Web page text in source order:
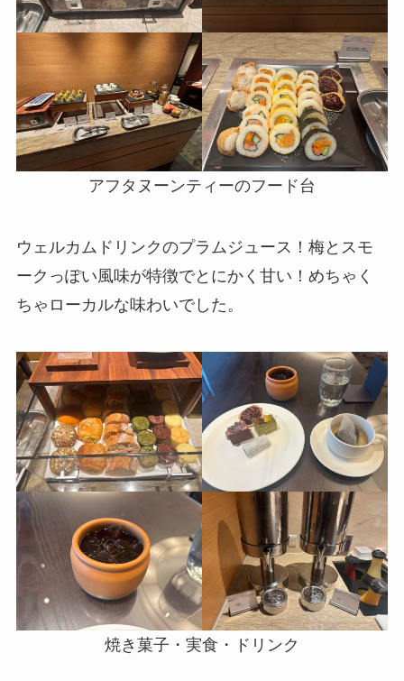
アフタヌーンティーのフード台
ウェルカムドリンクのプラムジュース！梅とスモ
ークっぽい風味が特徴でとにかく甘い！めちゃく
ちゃローカルな味わいでした。
焼き菓子・実食・ドリンク